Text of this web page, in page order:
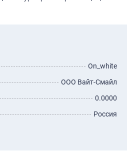
On_white
ООО Вайт-Смайл
0.0000
Россия